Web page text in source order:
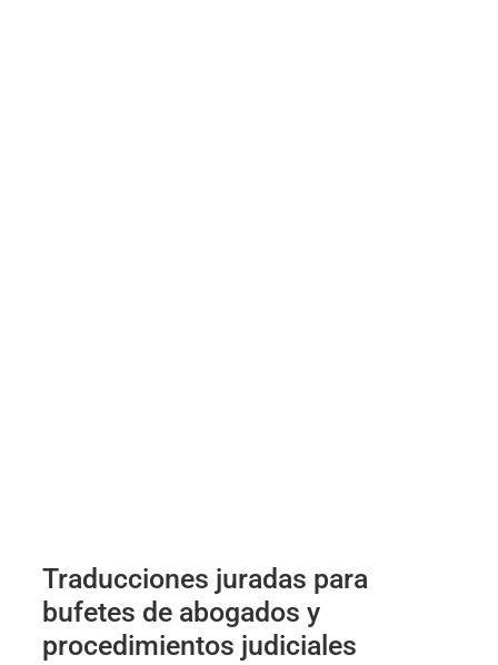
Traducciones juradas para
bufetes de abogados y
procedimientos judiciales